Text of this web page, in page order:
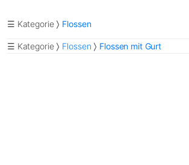
☰ Kategorie Flossen
☰ Kategorie Flossen Flossen mit Gurt